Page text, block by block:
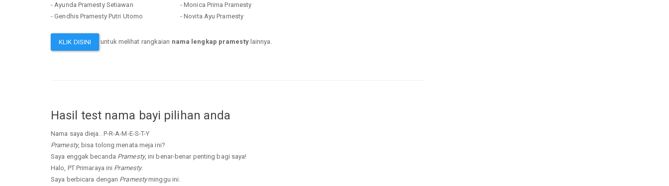
- Ayunda Pramesty Setiawan
- Gendhis Pramesty Putri Utomo
- Monica Prima Pramesty
- Novita Ayu Pramesty
KLIK DISINI untuk melihat rangkaian nama lengkap pramestylainnya.
Hasil test nama bayi pilihan anda
Nama saya dieja.. P-R-A-M-E-S-T-Y
Pramesty, bisa tolong menata meja ini?
Saya enggak becanda Pramesty, ini benar-benar penting bagi saya!
Halo, PT Primaraya ini Pramesty.
Saya berbicara dengan Pramestyminggu ini.